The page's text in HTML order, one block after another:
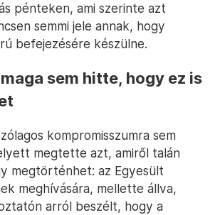
pénteken, ami szerinte azt
semmi jele annak, hogy
befejezésére készülne.
sem hitte, hogy ez is
kompromisszumra sem
megtette azt, amiről talán
megtörténhet: az Egyesült
meghívására, mellette állva,
arról beszélt, hogy a